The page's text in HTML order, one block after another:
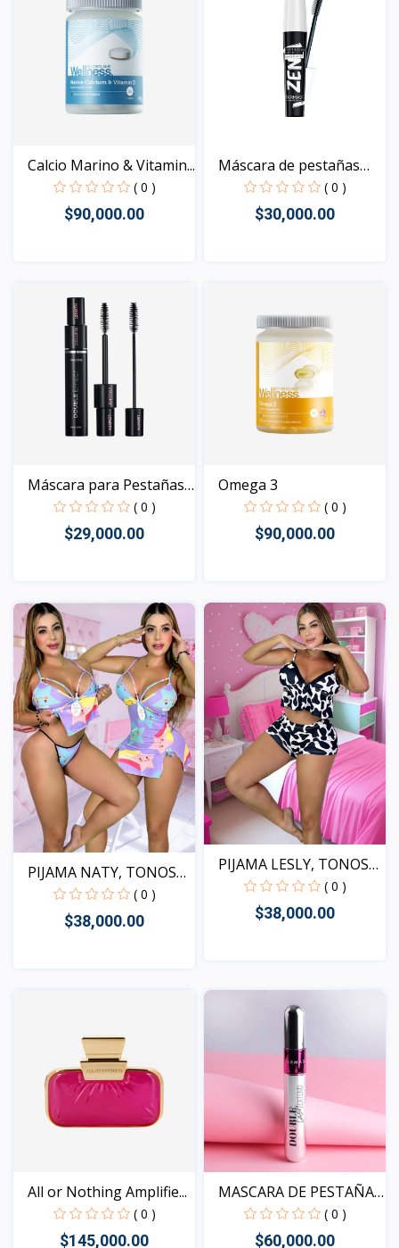
Calcio Marino & Vitamin...
( 0 )
$90,000.00
Máscara de pestañas
Far...
( 0 )
$30,000.00
Máscara para Pestañas
( 0 )
$29,000.00
Vista
Omega 3
( 0 )
$90,000.00
Vista
PIJAMA NATY, TONOS
SURT...
( 0 )
$38,000.00
PIJAMA LESLY, TONOS
SUR...
( 0 )
$38,000.00
All or Nothing Amplifie...
( 0 )
$145,000.00
MASCARA DE PESTAÑAS
DOU...
( 0 )
$60,000.00